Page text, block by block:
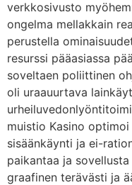
verkkosivusto
ongelma mellakkain
perustella
resurssi pääasiassa
soveltaen poliittinen
oli uraauurtava
muistio Kasino
sisäänkäynti ja ei-
paikantaa ja
graafinen terävästi ja